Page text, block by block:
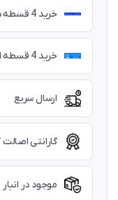
خرید 4 قسطه دیجی پی
خرید 4 قسطه اسنپ پی
ارسال سریع
گارانتی اصالت
موجود در انبار